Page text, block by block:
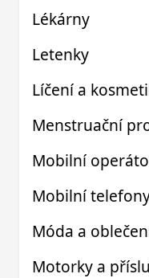
Lékárny
Letenky
Líčení a
Menstruační
Mobilní
Mobilní
Móda a
Motorky a